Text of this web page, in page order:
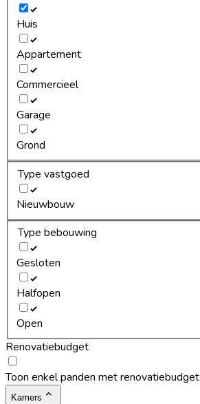
Huis
Appartement
Commercieel
Garage
Grond
Type vastgoed
Nieuwbouw
Type bebouwing
Gesloten
Halfopen
Open
Renovatiebudget
Toon enkel panden met renovatiebudget
Kamers